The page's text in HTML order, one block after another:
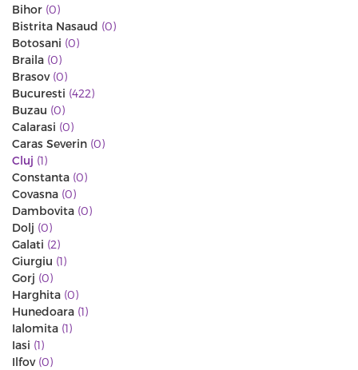
Bihor (0)
Bistrita Nasaud (0)
Botosani (0)
Braila (0)
Brasov (0)
Bucuresti (422)
Buzau (0)
Calarasi (0)
Caras Severin (0)
Cluj (1)
Constanta (0)
Covasna (0)
Dambovita (0)
Dolj (0)
Galati (2)
Giurgiu (1)
Gorj (0)
Harghita (0)
Hunedoara (1)
Ialomita (1)
Iasi (1)
Ilfov (0)